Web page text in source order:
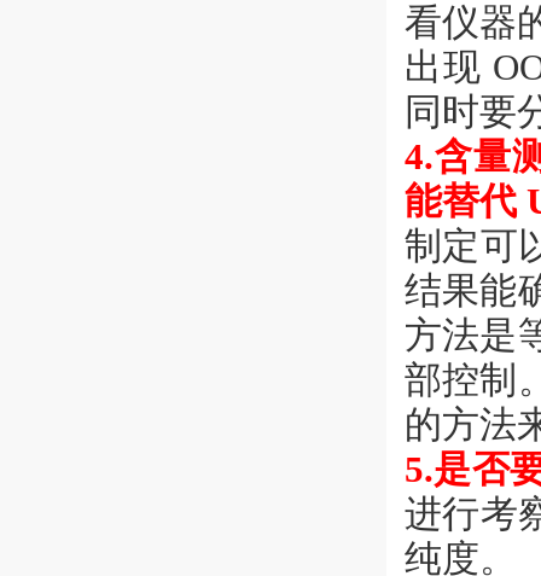
看仪器
出现
同时要
4.含量
能替代
制定可
结果能
方法是
部控制
的方法
5.是否
进行考
纯度。